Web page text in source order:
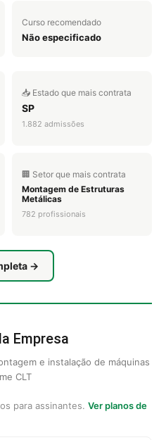
Curso recomendado
Não especificado
📥 Estado que mais contrata
SP
1.882 admissões
🏢 Setor que mais contrata
Montagem de Estruturas
Metálicas
782 profissionais
→
Empresa
e instalação de máquinas
CLT
para assinantes. Ver planos de